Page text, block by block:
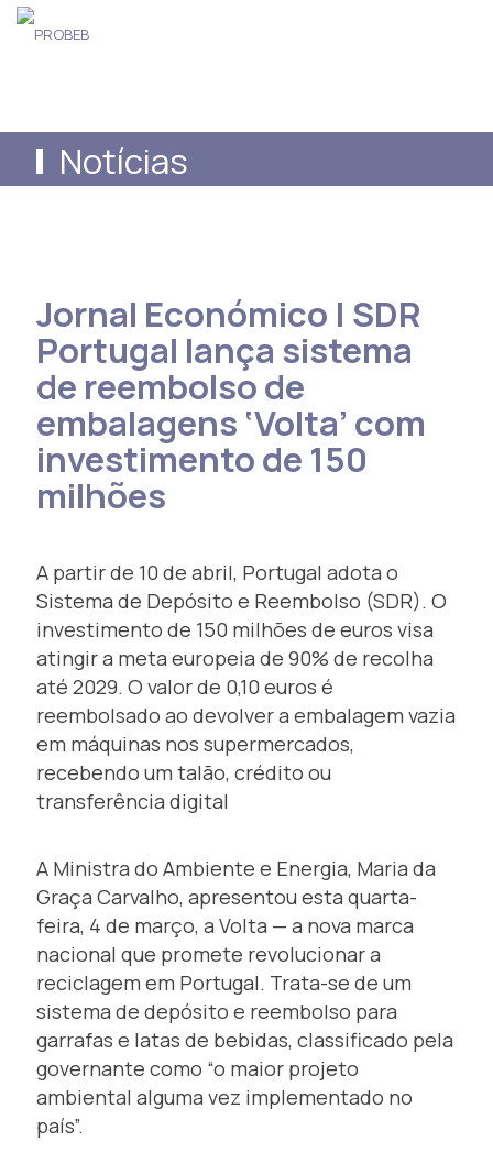
Notícias
Jornal Económico | SDR
Portugal lança sistema
de reembolso de
embalagens ‘Volta’ com
investimento de 150
milhões
A partir de 10 de abril, Portugal adota o
Sistema de Depósito e Reembolso (SDR). O
investimento de 150 milhões de euros visa
atingir a meta europeia de 90% de recolha
até 2029. O valor de 0,10 euros é
reembolsado ao devolver a embalagem vazia
em máquinas nos supermercados,
recebendo um talão, crédito ou
transferência digital
A Ministra do Ambiente e Energia, Maria da
Graça Carvalho, apresentou esta quarta-
feira, 4 de março, a Volta — a nova marca
nacional que promete revolucionar a
reciclagem em Portugal. Trata-se de um
sistema de depósito e reembolso para
garrafas e latas de bebidas, classificado pela
governante como “o maior projeto
ambiental alguma vez implementado no
país”.